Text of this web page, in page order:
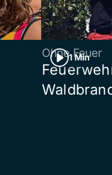
1 Min
Ohne Feuer